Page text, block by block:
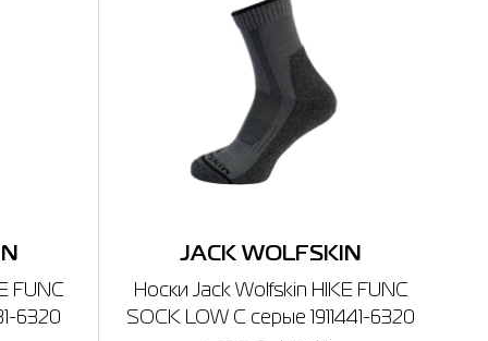
FUNC
6320
JACK WOLFSKIN
Носки Jack Wolfskin HIKE FUNC
SOCK LOW C серые 1911441-6320